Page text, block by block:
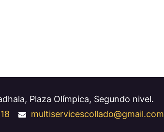
Plaza Olímpica, Segundo nivel.
multiservicescollado@gmail.com